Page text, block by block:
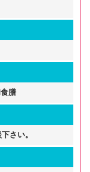
膳
さい。